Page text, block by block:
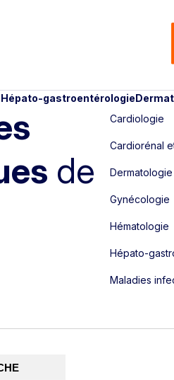
Hépato-gastroentérologie
de
Cardiologie
Cardiorénal
Dermatologie
Gynécologie
Hématologie
Hépato-
Maladies